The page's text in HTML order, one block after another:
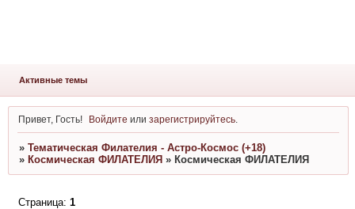
Активные темы
Привет, Гость! Войдите илизарегистрируйтесь
» Тематическая Филателия - Астро-Космос (+18)
» Космическая ФИЛАТЕЛИЯ » Космическая ФИЛАТЕЛИЯ
Страница: 1